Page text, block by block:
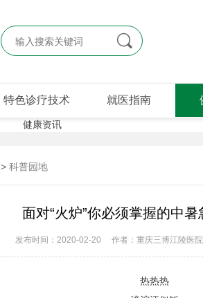

特色诊疗技术 就医指南
> 科普园地
面对“火炉”你必须掌握的中暑
发布时间：2020-02-20 作者：重庆三博江陵医院
热热热